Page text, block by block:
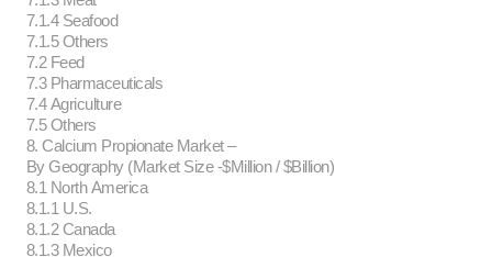
7.1.4 Seafood
7.1.5 Others
7.2 Feed
7.3 Pharmaceuticals
7.4 Agriculture
7.5 Others
8. Calcium Propionate Market –
By Geography (Market Size -$Million / $Billion)
8.1 North America
8.1.1 U.S.
8.1.2 Canada
8.1.3 Mexico